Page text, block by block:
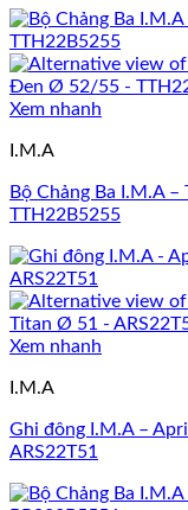
Xem nhanh
I.M.A
Bộ Chảng Ba I.M.A
TTH22B5255
Xem nhanh
I.M.A
Ghi đông I.M.A –
ARS22T51